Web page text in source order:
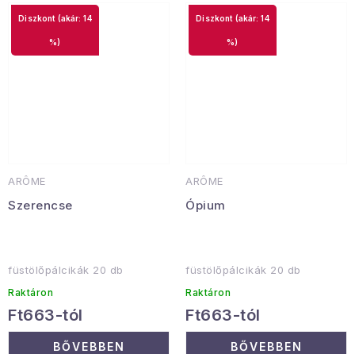
ARÔME
Szerencse
(akár: 14
%)
füstölőpálcikák 20 db
Raktáron
Ft663-tól
BŐVEBBEN
ARÔME
Ópium
(akár: 14
%)
füstölőpálcikák 20 db
Raktáron
Ft663-tól
BŐVEBBEN